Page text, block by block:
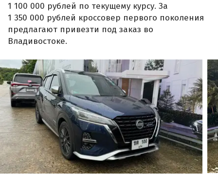
1 100 000 рублей по текущему курсу. За
1 350 000 рублей кроссовер первого поколения
предлагают привезти под заказ во
Владивостоке.